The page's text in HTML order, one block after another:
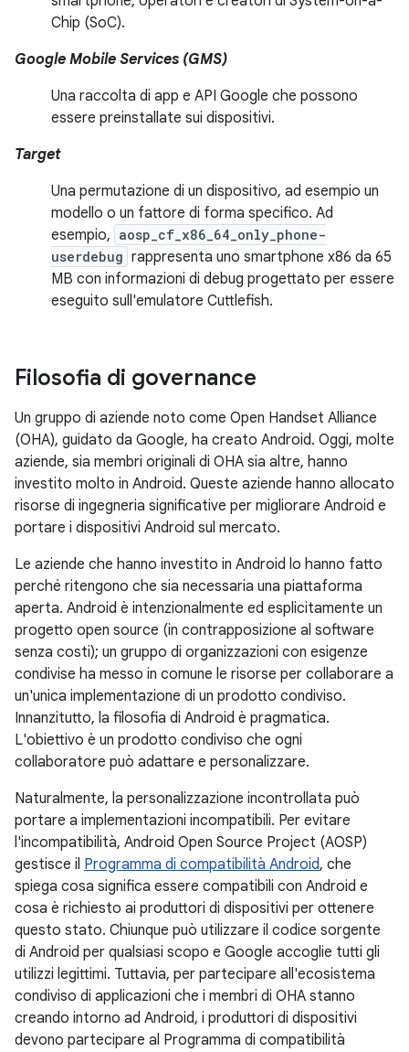
Chip (SoC).
Google Mobile Services (GMS)
Una raccolta di app e API Google che possono
essere preinstallate sui dispositivi.
Target
Una permutazione di un dispositivo, ad esempio un
modello o un fattore di forma specifico. Ad
esempio, aosp_cf_x86_64_only_phone-
userdebug rappresenta uno smartphone x86 da 65
MB con informazioni di debug progettato per essere
eseguito sull'emulatore Cuttlefish.
Filosofia di governance
Un gruppo di aziende noto come Open Handset Alliance
(OHA), guidato da Google, ha creato Android. Oggi, molte
aziende, sia membri originali di OHA sia altre, hanno
investito molto in Android. Queste aziende hanno allocato
risorse di ingegneria significative per migliorare Android e
portare i dispositivi Android sul mercato.
Le aziende che hanno investito in Android lo hanno fatto
perché ritengono che sia necessaria una piattaforma
aperta. Android è intenzionalmente ed esplicitamente un
progetto open source (in contrapposizione al software
senza costi); un gruppo di organizzazioni con esigenze
condivise ha messo in comune le risorse per collaborare a
un'unica implementazione di un prodotto condiviso.
Innanzitutto, la filosofia di Android è pragmatica.
L'obiettivo è un prodotto condiviso che ogni
collaboratore può adattare e personalizzare.
Naturalmente, la personalizzazione incontrollata può
portare a implementazioni incompatibili. Per evitare
l'incompatibilità, Android Open Source Project (AOSP)
gestisce il Programma di compatibilità Android, che
spiega cosa significa essere compatibili con Android e
cosa è richiesto ai produttori di dispositivi per ottenere
questo stato. Chiunque può utilizzare il codice sorgente
di Android per qualsiasi scopo e Google accoglie tutti gli
utilizzi legittimi. Tuttavia, per partecipare all'ecosistema
condiviso di applicazioni che i membri di OHA stanno
creando intorno ad Android, i produttori di dispositivi
devono partecipare al Programma di compatibilità